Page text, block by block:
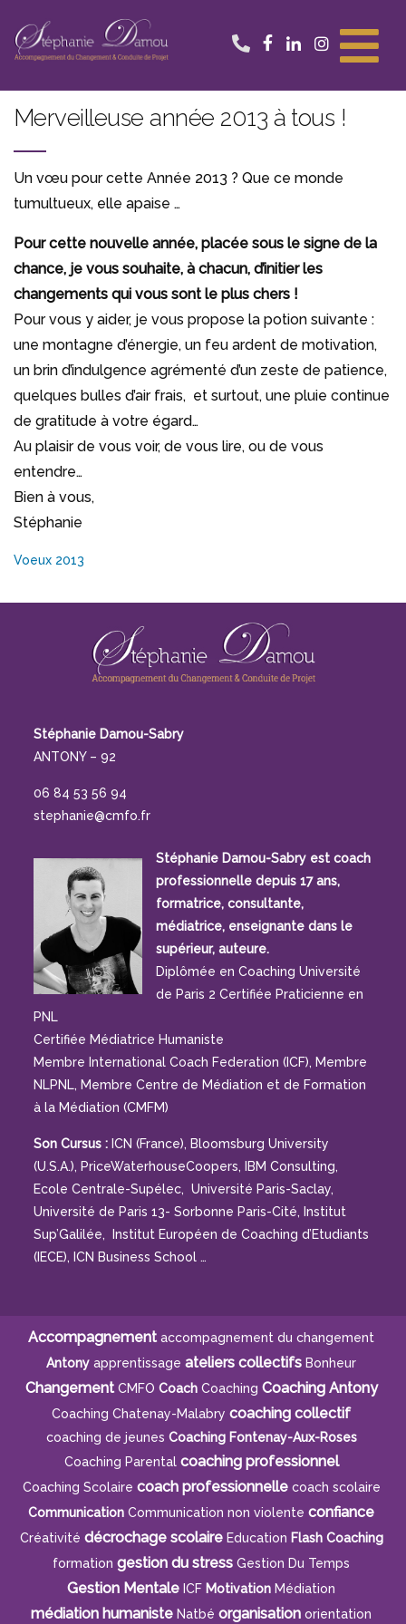
contenu
Merveilleuse année 2013 à tous !
Un vœu pour cette Année 2013 ? Que ce monde
tumultueux, elle apaise …
Pour cette nouvelle année, placée sous le signe de la
chance, je vous souhaite, à chacun, d’initier les
changements qui vous sont le plus chers !
Pour vous y aider, je vous propose la potion suivante :
une montagne d’énergie, un feu ardent de motivation,
un brin d’indulgence agrémenté d’un zeste de patience,
quelques bulles d’air frais, et surtout, une pluie continue
de gratitude à votre égard…
Au plaisir de vous voir, de vous lire, ou de vous
entendre…
Bien à vous,
Stéphanie
Voeux 2013
Stéphanie Damou-Sabry
ANTONY – 92
06 84 53 56 94
stephanie@cmfo.fr
Stéphanie Damou-Sabry est coach
professionnelle depuis 17 ans,
formatrice, consultante,
médiatrice, enseignante dans le
supérieur, auteure.
Diplômée en Coaching Université
de Paris 2 Certifiée Praticienne en
PNL
Certifiée Médiatrice Humaniste
Membre International Coach Federation (ICF), Membre
NLPNL, Membre Centre de Médiation et de Formation
à la Médiation (CMFM)
Son Cursus : ICN (France), Bloomsburg University
(U.S.A.), PriceWaterhouseCoopers, IBM Consulting,
Ecole Centrale-Supélec, Université Paris-Saclay,
Université de Paris 13- Sorbonne Paris-Cité, Institut
Sup’Galilée, Institut Européen de Coaching d’Etudiants
(IECE), ICN Business School …
Accompagnement accompagnement du changement
Antony apprentissage ateliers collectifs Bonheur
Changement CMFO Coach Coaching Coaching Antony
Coaching Chatenay-Malabry coaching collectif
coaching de jeunes Coaching Fontenay-Aux-Roses
Coaching Parental coaching professionnel
Coaching Scolaire coach professionnelle coach scolaire
Communication Communication non violente confiance
Créativité décrochage scolaire Education Flash Coaching
formation gestion du stress Gestion Du Temps
Gestion Mentale ICF Motivation Médiation
médiation humaniste Natbé organisation orientation